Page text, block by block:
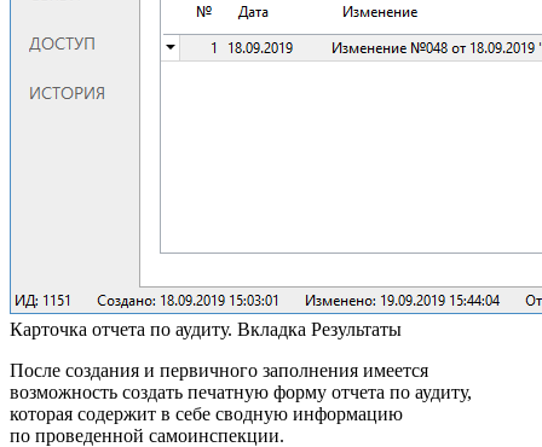
Карточка отчета по аудиту. Вкладка Результаты
После создания и первичного заполнения имеется
возможность создать печатную форму отчета по аудиту,
которая содержит в себе сводную информацию
по проведенной самоинспекции.